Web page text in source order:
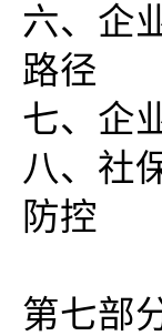
六、企
路径
七、企
八、社
防控
第七部